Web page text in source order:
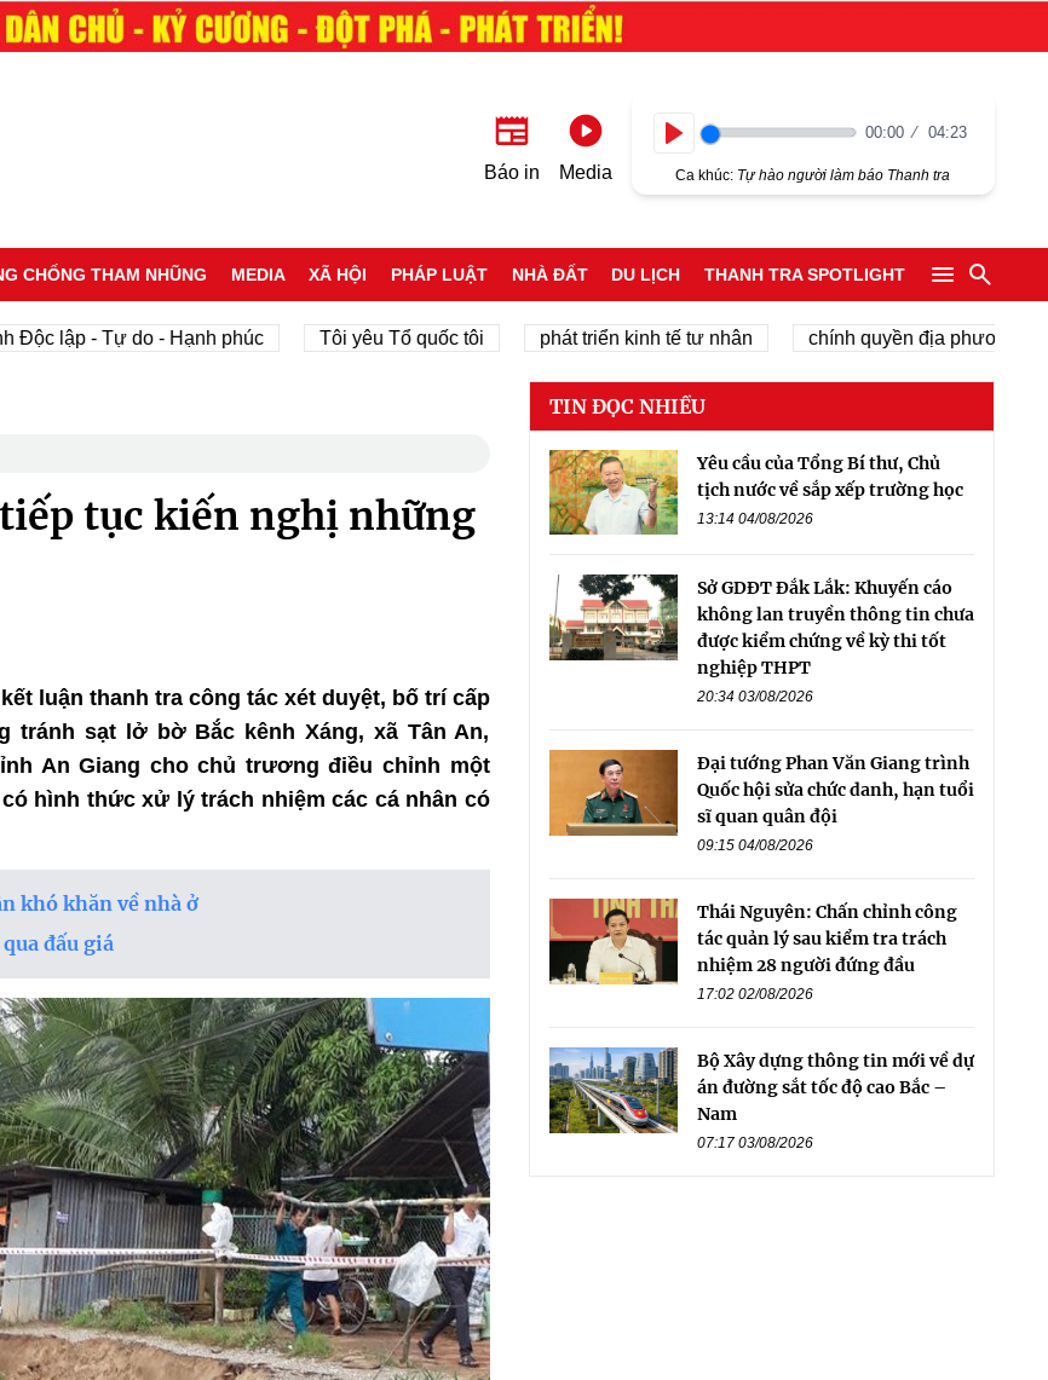
Báo in Media
00:00 04:23
Ca khúc: Tự hào người làm báo Thanh tra
CHỐNG THAM NHŨNG MEDIA XÃ HỘI PHÁP LUẬT NHÀ ĐẤT DU LỊCH THANH TRA SPOTLIGHT
lập - Tự do - Hạnh phúc Tôi yêu Tổ quốc tôi phát triển kinh tế tư nhân chính quyền địa phương 2 cấp
tục kiến nghị những
luận thanh tra công tác xét duyệt, bố trí cấp
sạt lở bờ Bắc kênh Xáng, xã Tân An,
An Giang cho chủ trương điều chỉnh một
hình thức xử lý trách nhiệm các cá nhân có
khó khăn về nhà ở
đấu giá
TIN ĐỌC NHIỀU
Yêu cầu của Tổng Bí thư, Chủ
tịch nước về sắp xếp trường học
13:14 04/08/2026
Sở GDĐT Đắk Lắk: Khuyến cáo
không lan truyền thông tin chưa
được kiểm chứng về kỳ thi tốt
nghiệp THPT
20:34 03/08/2026
Đại tướng Phan Văn Giang trình
Quốc hội sửa chức danh, hạn tuổi
sĩ quan quân đội
09:15 04/08/2026
Thái Nguyên: Chấn chỉnh công
tác quản lý sau kiểm tra trách
nhiệm 28 người đứng đầu
17:02 02/08/2026
Bộ Xây dựng thông tin mới về dự
án đường sắt tốc độ cao Bắc –
Nam
07:17 03/08/2026